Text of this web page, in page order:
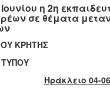
η 2η
σε θέματα
ΚΡΗΤΗΣ
Ηράκλειο 04-